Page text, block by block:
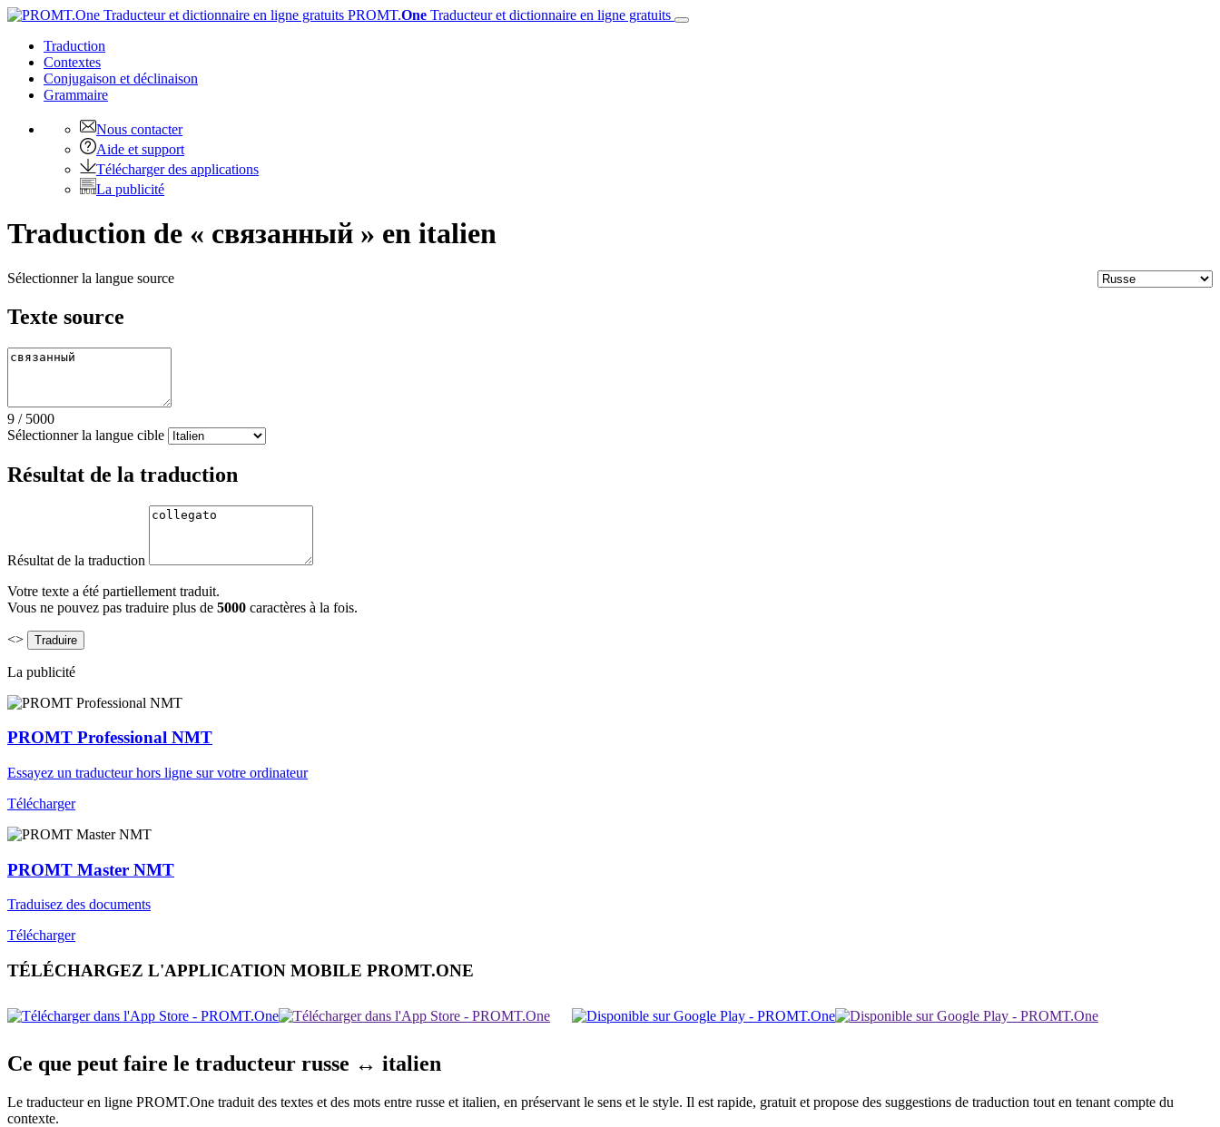
PROMT.One Traducteur et dictionnaire en ligne gratuits
Traduction
Contextes
Conjugaison et déclinaison
Grammaire
Nous contacter
Aide et support
Télécharger des applications
La publicité
Traduction de « связанный » en italien
Sélectionner la langue source
Texte source
9 / 5000
Sélectionner la langue cible
Résultat de la traduction
Résultat de la traduction
Votre texte a été partiellement traduit.
Vous ne pouvez pas traduire plus de 5000 caractères à la fois.
<>
La publicité
PROMT Professional NMT
Essayez un traducteur hors ligne sur votre ordinateur
Télécharger
PROMT Master NMT
Traduisez des documents
Télécharger
TÉLÉCHARGEZ L'APPLICATION MOBILE PROMT.ONE
Ce que peut faire le traducteur russe ↔ italien
Le traducteur en ligne PROMT.One traduit des textes et des mots entre russe et italien, en préservant le sens et le style. Il est rapide, gratuit et propose des suggestions de traduction tout en tenant compte du
contexte.